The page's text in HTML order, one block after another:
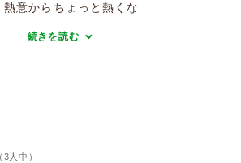
意からちょっと熱くな...
続きを読む
3 人中）